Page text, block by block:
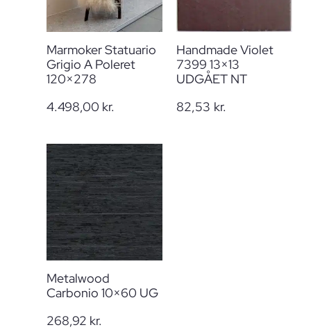
Marmoker Statuario
Grigio A Poleret
120×278
4.498,00 kr.
Handmade Violet
7399 13×13
UDGÅET NT
82,53 kr.
Metalwood
Carbonio 10×60 UG
268,92 kr.